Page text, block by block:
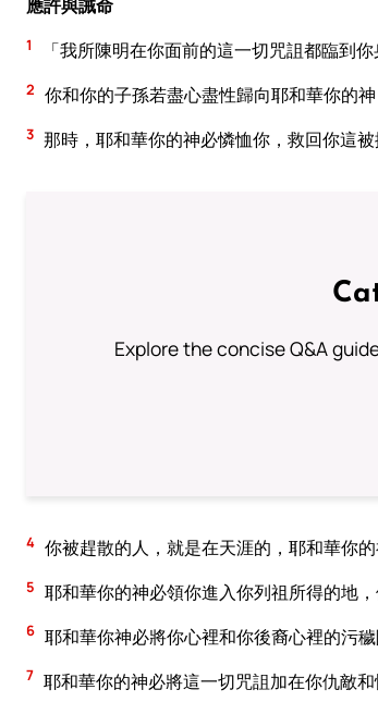
應許與誡命
1 「我所陳明在你面前的這一切咒詛都臨到
2 你和你的子孫若盡心盡性歸向耶和華你的
3 那時，耶和華你的神必憐恤你，救回你這
Explore the concise Q&A
4 你被趕散的人，就是在天涯的，耶和華你的
5 耶和華你的神必領你進入你列祖所得的地
6 耶和華你神必將你心裡和你後裔心裡的污
7 耶和華你的神必將這一切咒詛加在你仇敵和